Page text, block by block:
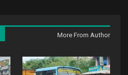
More From Author